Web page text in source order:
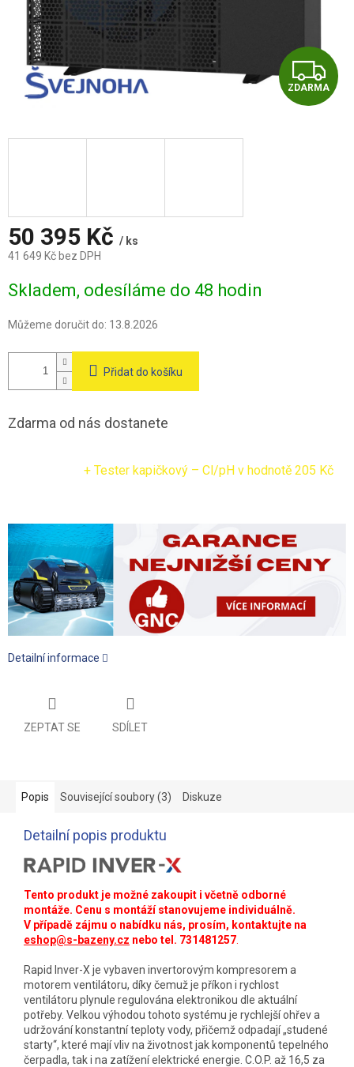
Z
D
ZDARMA
50 395 Kč / ks
41 649 Kč bez DPH
cena:
Skladem, odesíláme do 48 hodin
Můžeme doručit do: 13.8.2026
Přidat do košíku
Zdarma od nás dostanete
+ Tester kapičkový – Cl/pH v hodnotě 205 Kč
Detailní informace
ZEPTAT SE SDÍLET
Popis Související soubory (3) Diskuze
Detailní popis produktu
Tento produkt je možné zakoupit i včetně odborné
montáže. Cenu s montáží stanovujeme individuálně.
V případě zájmu o nabídku nás, prosím, kontaktujte na
eshop@s-bazeny.cz nebo tel. 731481257
Rapid Inver-X je vybaven invertorovým kompresorem a
motorem ventilátoru, díky čemuž je příkon i rychlost
ventilátoru plynule regulována elektronikou dle aktuální
potřeby. Velkou výhodou tohoto systému je rychlejší ohřev a
udržování konstantní teploty vody, přičemž odpadají „studené
starty“, které mají vliv na životnost jak komponentů tepelného
čerpadla, tak i na zatížení elektrické energie. C.O.P. až 16,5 za